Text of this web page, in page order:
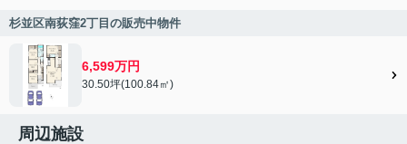
杉並区南荻窪2丁目の販売中物件
6,599万円
30.50坪(100.84㎡)
周辺施設